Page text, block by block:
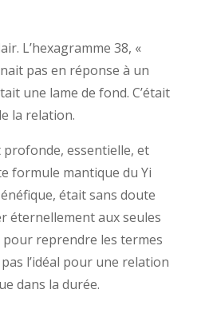
L’hexagramme 38, «
pas en réponse à un
une lame de fond. C’était
la relation.
profonde, essentielle, et
formule mantique du Yi
était sans doute
éternellement aux seules
pour reprendre les termes
l’idéal pour une relation
dans la durée.